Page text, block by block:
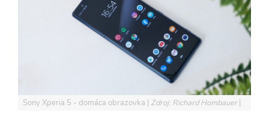
Sony Xperia 5 - domáca obrazovka Zdroj: Richard Hombauer